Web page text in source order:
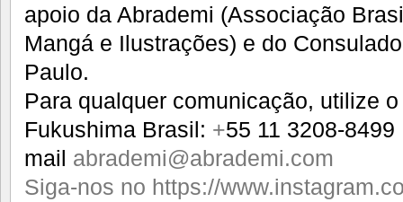
apoio da Abrademi (Associação
Mangá e Ilustrações) e do
Paulo.
Para qualquer comunicação, utilize
Fukushima Brasil: +55 11 3208-8499
mail abrademi@abrademi.com
Siga-nos no https://